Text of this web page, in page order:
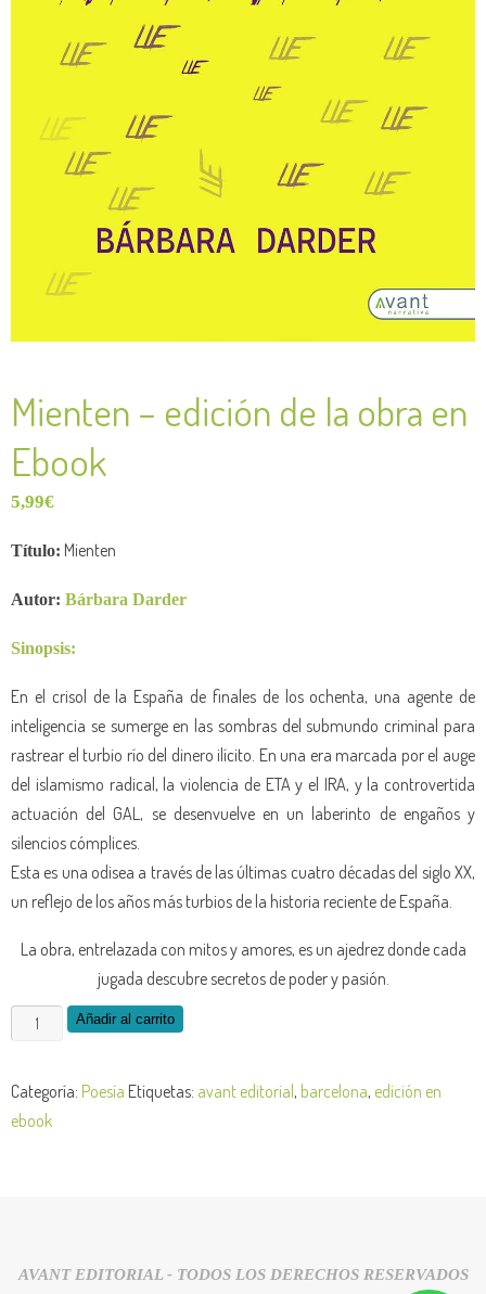
Mienten – edición de la obra en
Ebook
5,99€
Título: Mienten
Autor: Bárbara Darder
Sinopsis:
En el crisol de la España de finales de los ochenta, una agente de
inteligencia se sumerge en las sombras del submundo criminal para
rastrear el turbio río del dinero ilícito. En una era marcada por el auge
del islamismo radical, la violencia de ETA y el IRA, y la controvertida
actuación del GAL, se desenvuelve en un laberinto de engaños y
silencios cómplices.
Esta es una odisea a través de las últimas cuatro décadas del siglo XX,
un reflejo de los años más turbios de la historia reciente de España.
La obra, entrelazada con mitos y amores, es un ajedrez donde cada
jugada descubre secretos de poder y pasión.
Añadir al carrito
Categoría: Poesía Etiquetas: avant editorial, barcelona, edición en
ebook
AVANT EDITORIAL - TODOS LOS DERECHOS RESERVADOS